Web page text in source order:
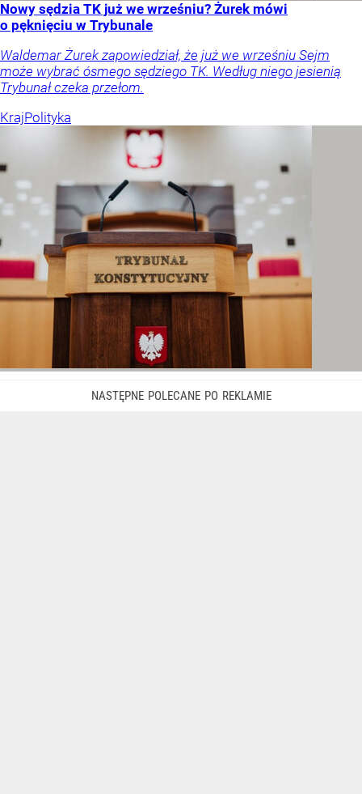
Nowy sędzia TK już we wrześniu? Żurek mówi
o pęknięciu w Trybunale
Waldemar Żurek zapowiedział, że już we wrześniu Sejm
może wybrać ósmego sędziego TK. Według niego jesienią
Trybunał czeka przełom.
KrajPolityka